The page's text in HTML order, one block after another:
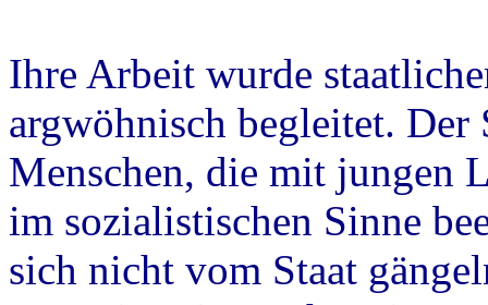
Ihre Arbeit wurde
argwöhnisch begleitet. Der
Menschen, die mit jungen
im sozialistischen Sinne
sich nicht vom Staat